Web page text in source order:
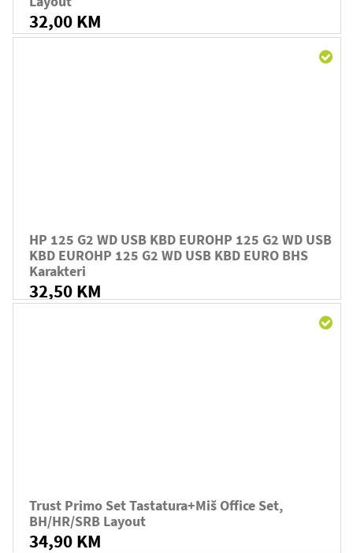
32,00 KM
HP 125 G2 WD USB KBD EUROHP 125 G2 WD USB
KBD EUROHP 125 G2 WD USB KBD EURO BHS
Karakteri
32,50 KM
Trust Primo Set Tastatura+miš Office Set,
BH/HR/SRB Layout
34,90 KM